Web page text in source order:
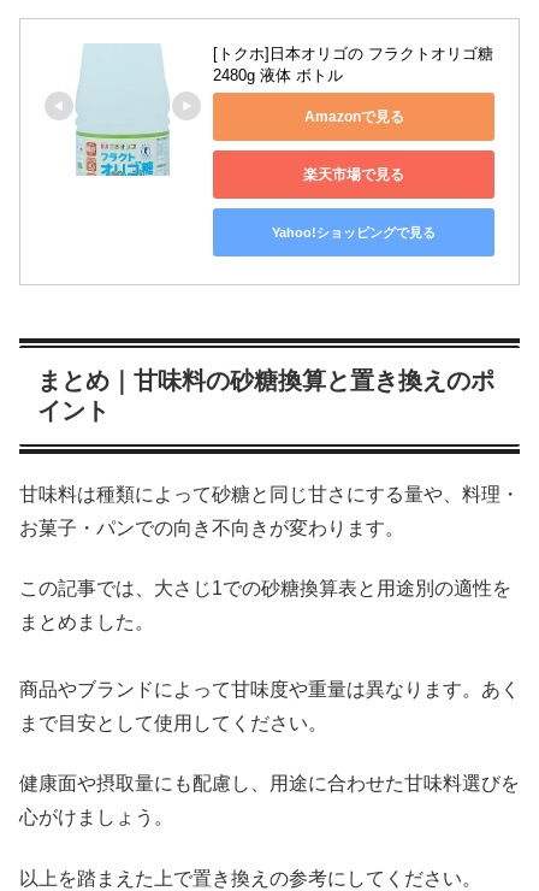
[トクホ]日本オリゴの フラクトオリゴ糖
2480g 液体 ボトル
Amazonで見る
楽天市場で見る
Yahoo!ショッピングで見る
まとめ｜甘味料の砂糖換算と置き換えのポ
イント
甘味料は種類によって砂糖と同じ甘さにする量や、料理・
お菓子・パンでの向き不向きが変わります。
この記事では、大さじ1での砂糖換算表と用途別の適性を
まとめました。
商品やブランドによって甘味度や重量は異なります。あく
まで目安として使用してください。
健康面や摂取量にも配慮し、用途に合わせた甘味料選びを
心がけましょう。
以上を踏まえた上で置き換えの参考にしてください。